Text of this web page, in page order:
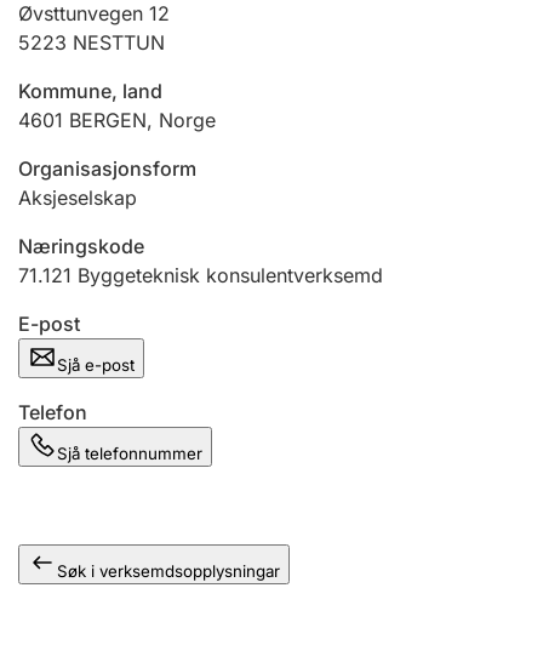
Jeger
Ektepaktrettleiaren
Andre tema
Øvsttunvegen 12
5223 NESTTUN
Kommune, land
4601 BERGEN, Norge
Organisasjonsform
Aksjeselskap
Næringskode
71.121 Byggeteknisk konsulentverksemd
E-post
Sjå e-post
Telefon
Sjå telefonnummer
Søk i verksemdsopplysningar